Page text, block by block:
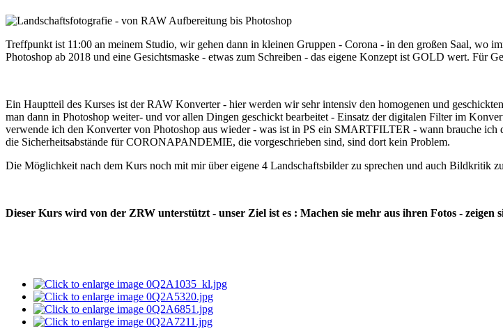
Treffpunkt ist 11:00 an meinem Studio, wir gehen dann in kleinen Gruppen - Corona - in den großen Saal, wo
Photoshop ab 2018 und eine Gesichtsmaske - etwas zum Schreiben - das eigene Konzept ist GOLD wert. Für
Ein Hauptteil des Kurses ist der RAW Konverter - hier werden wir sehr intensiv den homogenen und
man dann in Photoshop weiter- und vor allen Dingen geschickt bearbeitet - Einsatz der digitalen Filter im
verwende ich den Konverter von Photoshop aus wieder - was ist in PS ein SMARTFILTER - wann brauche
die Sicherheitsabstände für CORONAPANDEMIE, die vorgeschrieben sind, sind dort kein Problem.
Die Möglichkeit nach dem Kurs noch mit mir über eigene 4 Landschaftsbilder zu sprechen und auch Bildkritik
Dieser Kurs wird von der ZRW unterstützt - unser Ziel ist es : Machen sie mehr aus ihren Fotos -